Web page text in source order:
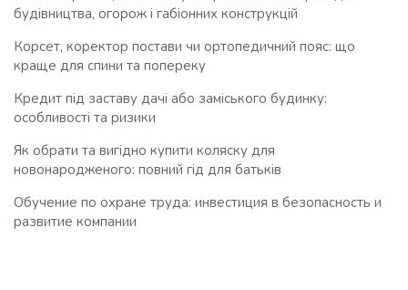
будівництва, огорож і габіонних конструкцій
Корсет, коректор постави чи ортопедичний пояс: що
краще для спини та попереку
Кредит під заставу дачі або заміського будинку:
особливості та ризики
Як обрати та вигідно купити коляску для
новонародженого: повний гід для батьків
Обучение по охране труда: инвестиция в безопасность и
развитие компании